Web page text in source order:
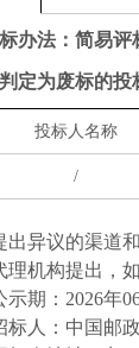
办法：简易评
定为废标的
投标人名称
/
出异议的渠道
理机构提出，
示期：2026年
标人：中国邮